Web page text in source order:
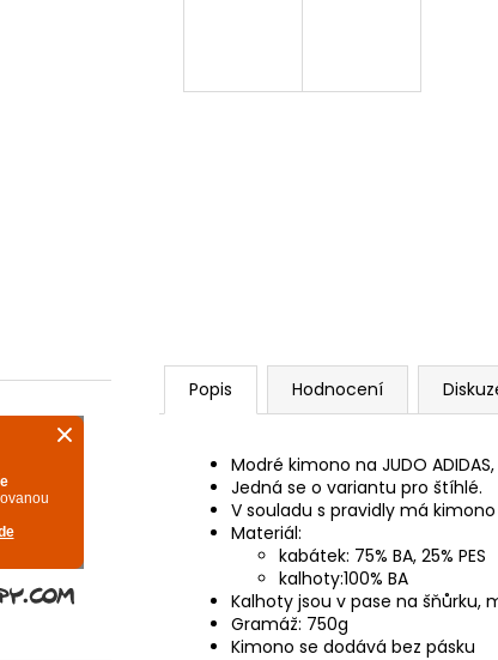
Popis Hodnocení
Modré kimono na JUDO
Jedná se o variantu pro štíhlé.
V souladu s pravidly má
Materiál:
kabátek: 75% BA, 25% PES
kalhoty:100% BA
Kalhoty jsou v pase na šňůrku,
Gramáž: 750g
Kimono se dodává bez pásku